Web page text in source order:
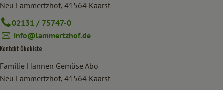
Neu Lammertzhof, 41564 Kaarst
02131 / 75747-0
info@lammertzhof.de
Kontakt Ökokiste
Familie Hannen Gemüse Abo
Neu Lammertzhof, 41564 Kaarst